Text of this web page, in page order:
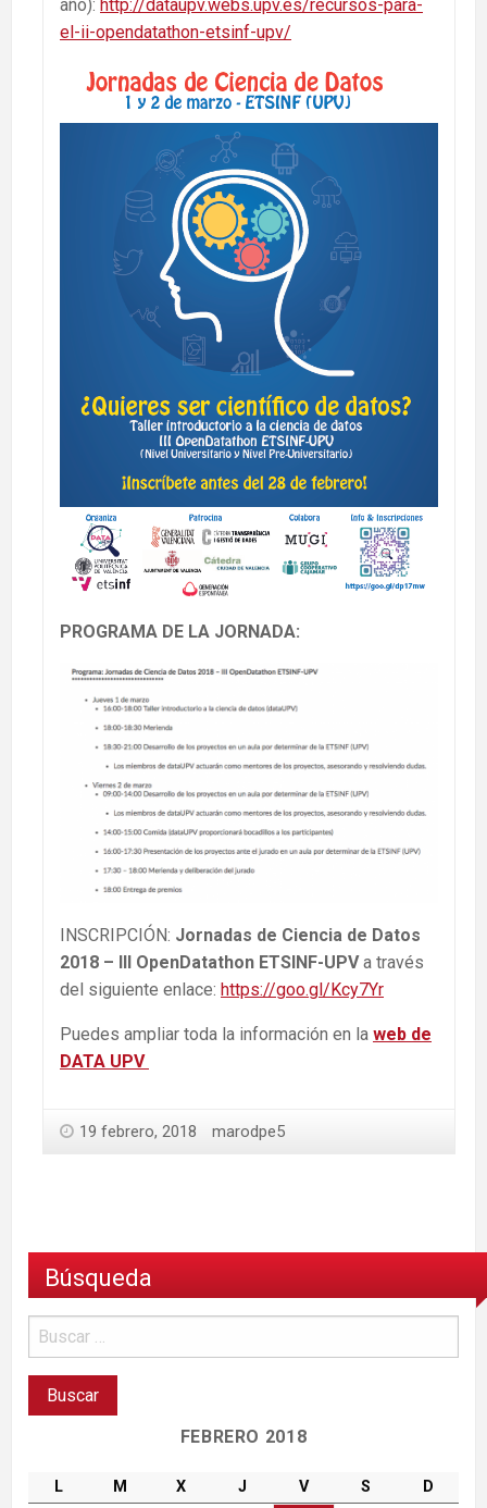
año): http://dataupv.webs.upv.es/recursos-para-
el-ii-opendatathon-etsinf-upv/
PROGRAMA DE LA JORNADA:
INSCRIPCIÓN: Jornadas de Ciencia de Datos
2018 – III OpenDatathon ETSINF-UPVa través
del siguiente enlace: https://goo.gl/Kcy7Yr
Puedes ampliar toda la información en la web de
DATA UPV
19 febrero, 2018 marodpe5
Búsqueda
FEBRERO 2018
L M X J V S
D